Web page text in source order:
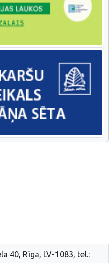
40, Rīga, LV-1083, tel.: